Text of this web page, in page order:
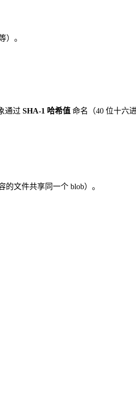
）。
通过 SHA-1 哈希值 命名（40 位十六
文件共享同一个 blob）。